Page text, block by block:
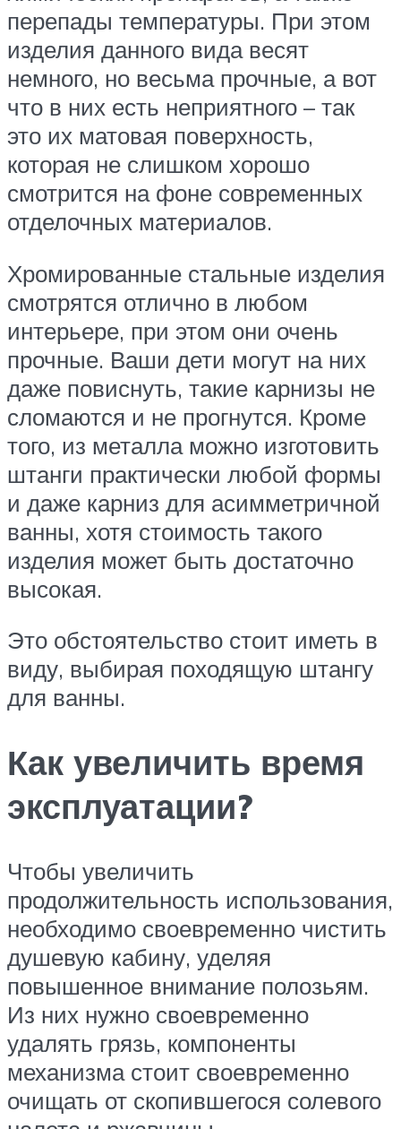
перепады температуры. При этом
изделия данного вида весят
немного, но весьма прочные, а вот
что в них есть неприятного – так
это их матовая поверхность,
которая не слишком хорошо
смотрится на фоне современных
отделочных материалов.
Хромированные стальные изделия
смотрятся отлично в любом
интерьере, при этом они очень
прочные. Ваши дети могут на них
даже повиснуть, такие карнизы не
сломаются и не прогнутся. Кроме
того, из металла можно изготовить
штанги практически любой формы
и даже карниз для асимметричной
ванны, хотя стоимость такого
изделия может быть достаточно
высокая.
Это обстоятельство стоит иметь в
виду, выбирая походящую штангу
для ванны.
Как увеличить время
эксплуатации?
Чтобы увеличить
продолжительность использования,
необходимо своевременно чистить
душевую кабину, уделяя
повышенное внимание полозьям.
Из них нужно своевременно
удалять грязь, компоненты
механизма стоит своевременно
очищать от скопившегося солевого